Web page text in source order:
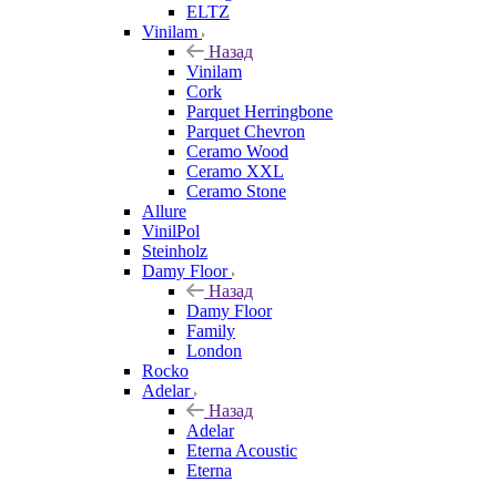
ELTZ
Vinilam
Назад
Vinilam
Cork
Parquet Herringbone
Parquet Chevron
Ceramo Wood
Ceramo XXL
Ceramo Stone
Allure
VinilPol
Steinholz
Damy Floor
Назад
Damy Floor
Family
London
Rocko
Adelar
Назад
Adelar
Eterna Acoustic
Eterna